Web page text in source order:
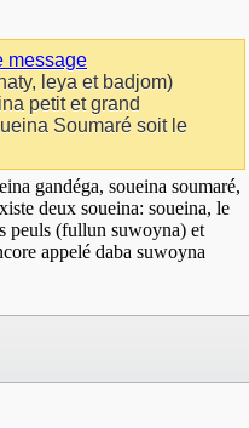
leya et badjom)
petit et grand
Soumaré soit le
gandéga, soueina soumaré,
deux soueina: soueina, le
peuls (fullun suwoyna) et
appelé daba suwoyna